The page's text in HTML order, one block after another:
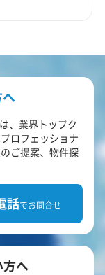
、業界トップク
ロフェッショナ
ご提案、物件探
話でお問合せ
へ